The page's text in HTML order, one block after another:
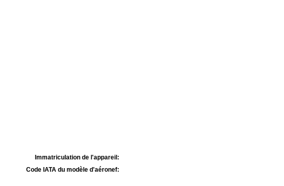
Immatriculation de l'appareil:
Code IATA du modèle d'aéronef: